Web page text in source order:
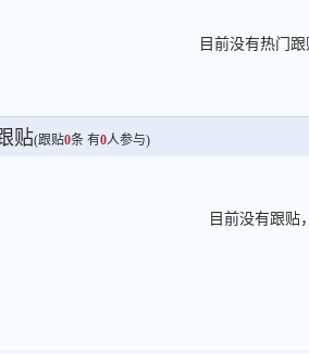
目前没有热门跟
贴(跟贴0条 有0人参与)
目前没有跟贴